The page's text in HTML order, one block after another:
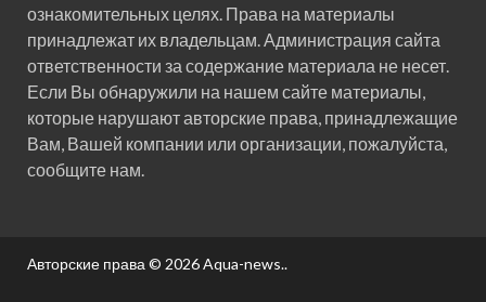
ознакомительных целях. Права на материалы
принадлежат их владельцам. Администрация сайта
ответственности за содержание материала не несет.
Если Вы обнаружили на нашем сайте материалы,
которые нарушают авторские права, принадлежащие
Вам, Вашей компании или организации, пожалуйста,
сообщите нам.
Авторские права © 2026Aqua-news..